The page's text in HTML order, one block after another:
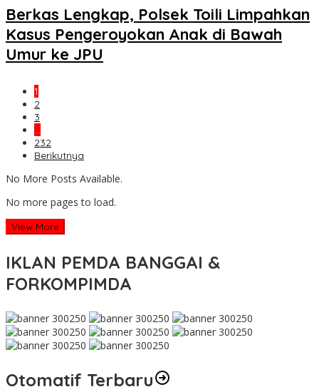
Berkas Lengkap, Polsek Toili Limpahkan
Kasus Pengeroyokan Anak di Bawah
Umur ke JPU
1
2
3
…
232
Berikutnya
No More Posts Available.
No more pages to load.
View More
IKLAN PEMDA BANGGAI &
FORKOMPIMDA
Otomatif Terbaru